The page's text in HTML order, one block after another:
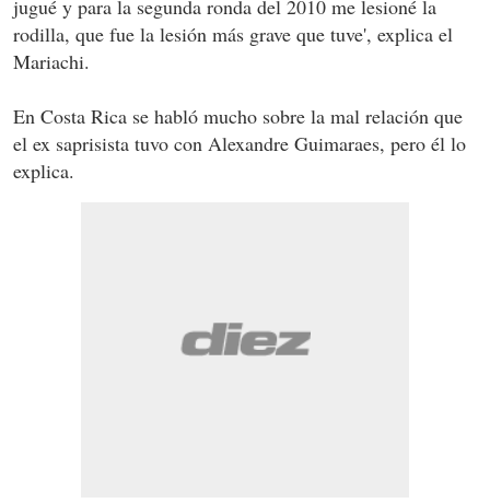
jugué y para la segunda ronda del 2010 me lesioné la
rodilla, que fue la lesión más grave que tuve', explica el
Mariachi.
En Costa Rica se habló mucho sobre la mal relación que
el ex saprisista tuvo con Alexandre Guimaraes, pero él lo
explica.